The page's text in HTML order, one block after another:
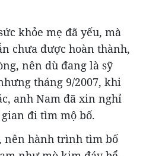
khỏe mẹ đã yếu, mà
chưa được hoàn thành,
nên dù đang là sỹ
tháng 9/2007, khi
anh Nam đã xin nghỉ
đi tìm mộ bố.
nên hành trình tìm bố